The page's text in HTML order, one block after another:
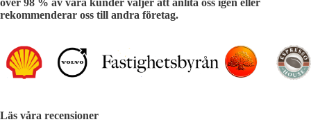
över 98 % av våra kunder väljer att anlita oss igen eller
rekommenderar oss till andra företag.
Läs våra recensioner